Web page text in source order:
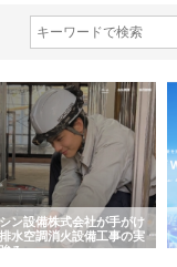
ン設備株式会社が手がけ
水空調消火設備工事の実
み